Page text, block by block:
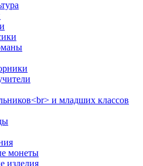
и младших классов
монеты
изделия